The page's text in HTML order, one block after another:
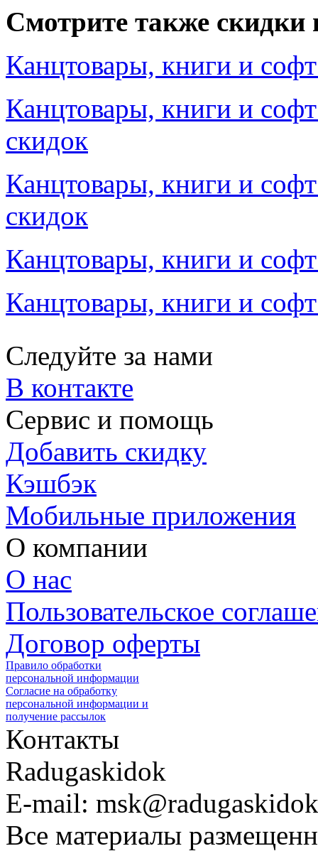
Смотрите также скидки
Канцтовары, книги и
Канцтовары, книги и
скидок
Канцтовары, книги и
скидок
Канцтовары, книги и
Канцтовары, книги и
Следуйте за нами
В контакте
Сервис и помощь
Добавить скидку
Кэшбэк
Мобильные приложения
О компании
О нас
Пользовательское
Договор оферты
Правило обработки
персональной информации
Согласие на обработку
персональной информации и
получение рассылок
Контакты
Radugaskidok
E-mail:
Все материалы